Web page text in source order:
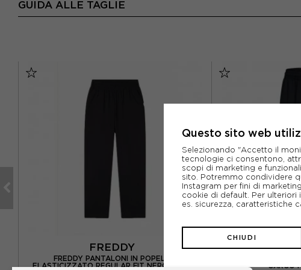
GUIDA ALLE TAGLIE
FREDDY
FREDDY PANTALONI IN POPELINE
ELASTICIZZATO REGULAR FIT NERO DONNA
CARGO
Questo sito web
Selezionando "Accetto il
tecnologie ci consentono,
scopi di marketing e
sito. Potremmo condividere
Instagram per fini di
cookie di default. Per
es. sicurezza, caratteristiche
CHIUDI